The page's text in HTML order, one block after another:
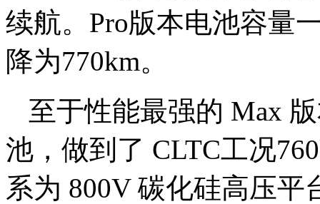
续航。Pro版本电池容量
降为770km。
至于性能最强的 Max
池，做到了 CLTC工况
系为 800V 碳化硅高压平